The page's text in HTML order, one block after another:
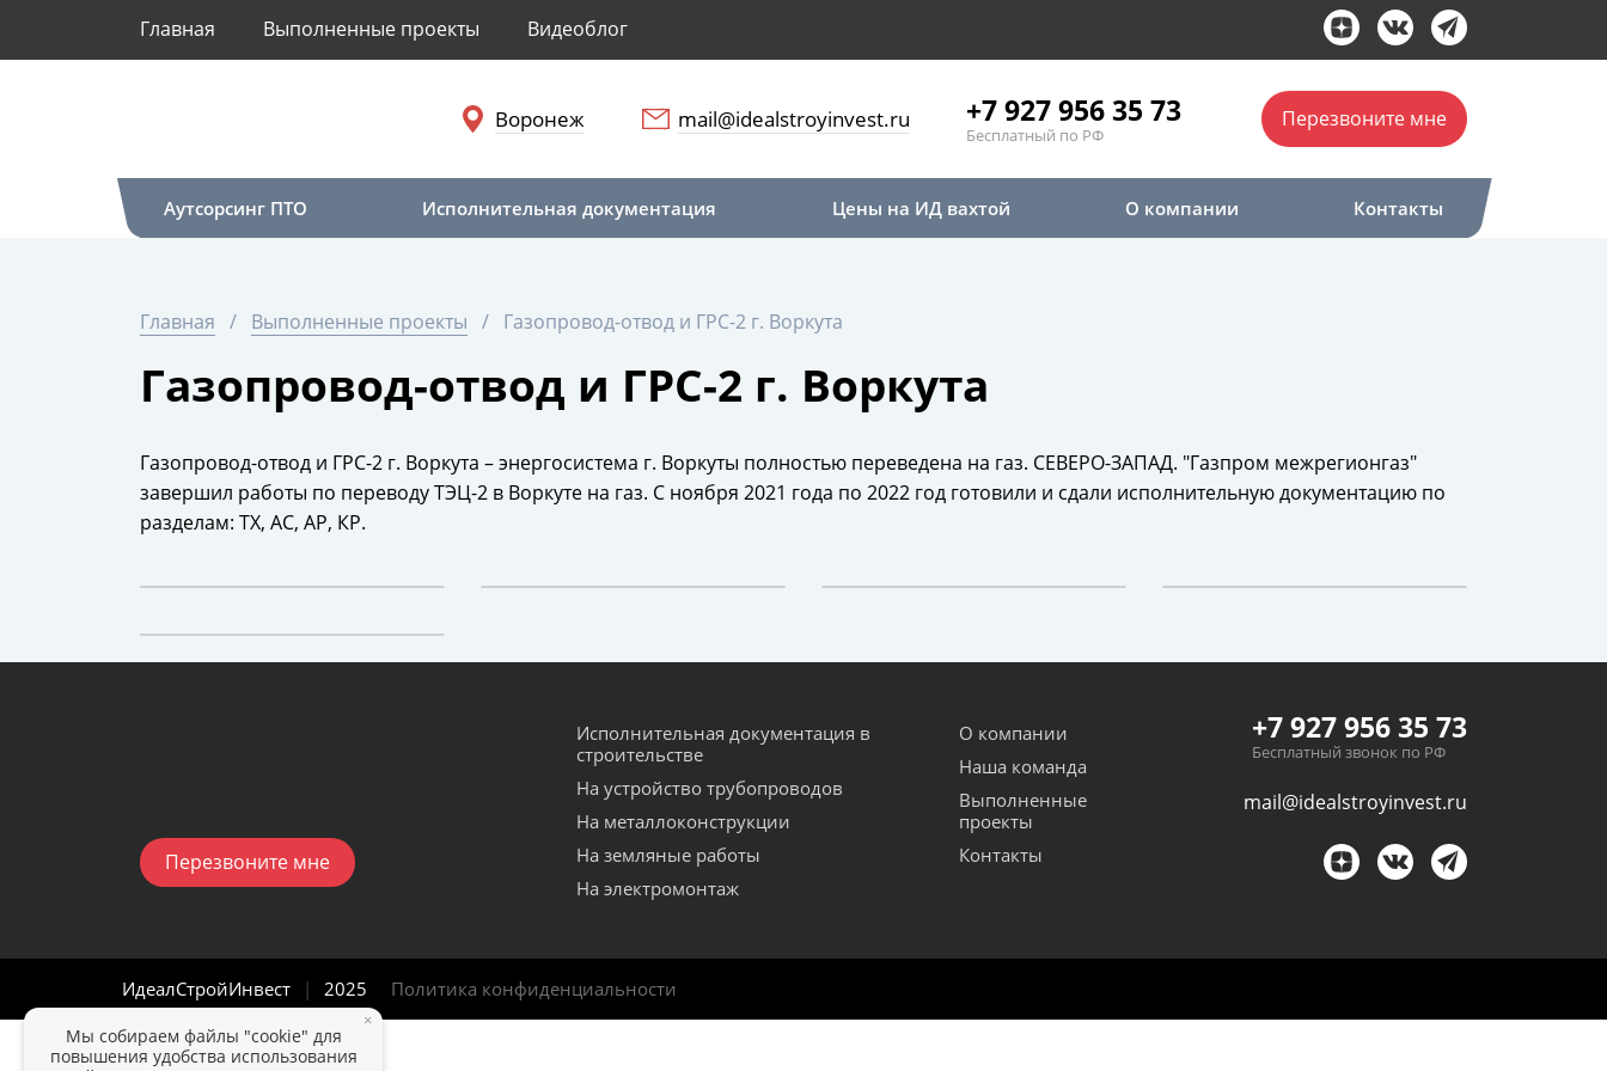
Главная Выполненные проекты Видеоблог
Воронеж mail@idealstroyinvest.ru +7 927 956 35 73
Бесплатный по РФ
Перезвоните мне
Аутсорсинг ПТО Исполнительная документация Цены на ИД вахтой О компании Контакты
Главная Выполненные проекты Газопровод-отвод и ГРС-2 г. Воркута
Газопровод-отвод и ГРС-2 г. Воркута
Газопровод-отвод и ГРС-2 г. Воркута – энергосистема г. Воркуты полностью переведена на газ. СЕВЕРО-ЗАПАД. "Газпром межрегионгаз"
завершил работы по переводу ТЭЦ-2 в Воркуте на газ. С ноября 2021 года по 2022 год готовили и сдали исполнительную документацию по
разделам: ТХ, АС, АР, КР.
Перезвоните мне
Исполнительная документация в
строительстве
На устройство трубопроводов
На металлоконструкции
На земляные работы
На электромонтаж
О компании
Наша команда
Выполненные
проекты
Контакты
+7 927 956 35 73
Бесплатный звонок по РФ
mail@idealstroyinvest.ru
ИдеалСтройИнвест | 2025 Политика конфиденциальности
×
Мы собираем файлы "cookie" для
повышения удобства использования